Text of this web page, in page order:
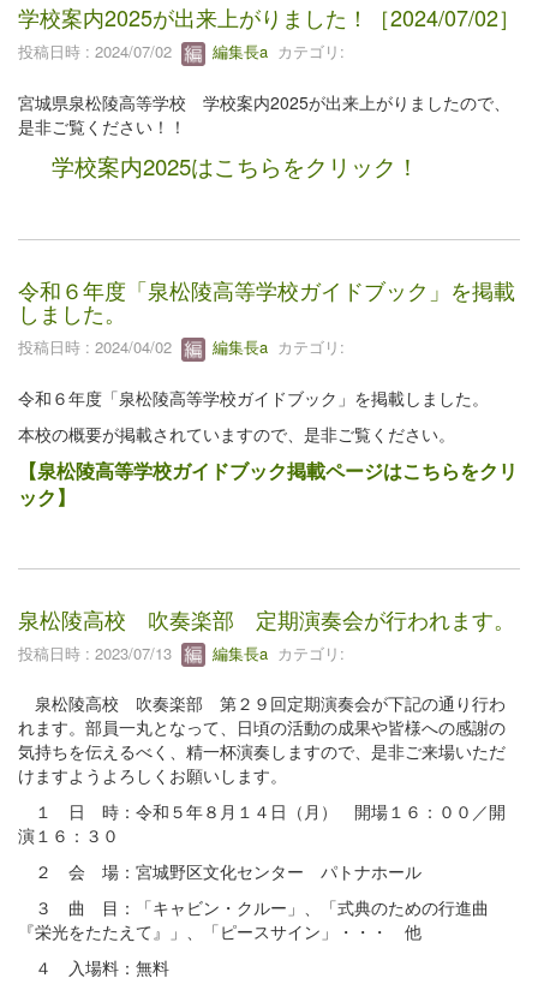
学校案内2025が出来上がりました！［2024/07/02］
投稿日時 : 2024/07/02 編集長a カテゴリ:
宮城県泉松陵高等学校 学校案内2025が出来上がりましたので、
是非ご覧ください！！
学校案内2025はこちらをクリック！
令和６年度「泉松陵高等学校ガイドブック」を掲載
しました。
投稿日時 : 2024/04/02 編集長a カテゴリ:
令和６年度「泉松陵高等学校ガイドブック」を掲載しました。
本校の概要が掲載されていますので、是非ご覧ください。
【泉松陵高等学校ガイドブック掲載ページはこちらをクリ
ック】
泉松陵高校 吹奏楽部 定期演奏会が行われます。
投稿日時 : 2023/07/13 編集長a カテゴリ:
泉松陵高校 吹奏楽部 第２９回定期演奏会が下記の通り行わ
れます。部員一丸となって、日頃の活動の成果や皆様への感謝の
気持ちを伝えるべく、精一杯演奏しますので、是非ご来場いただ
けますようよろしくお願いします。
１ 日 時：令和５年８月１４日（月） 開場１６：００／開
演１６：３０
２ 会 場：宮城野区文化センター パトナホール
３ 曲 目：「キャビン・クルー」、「式典のための行進曲
『栄光をたたえて』」、「ピースサイン」・・・ 他
４ 入場料：無料